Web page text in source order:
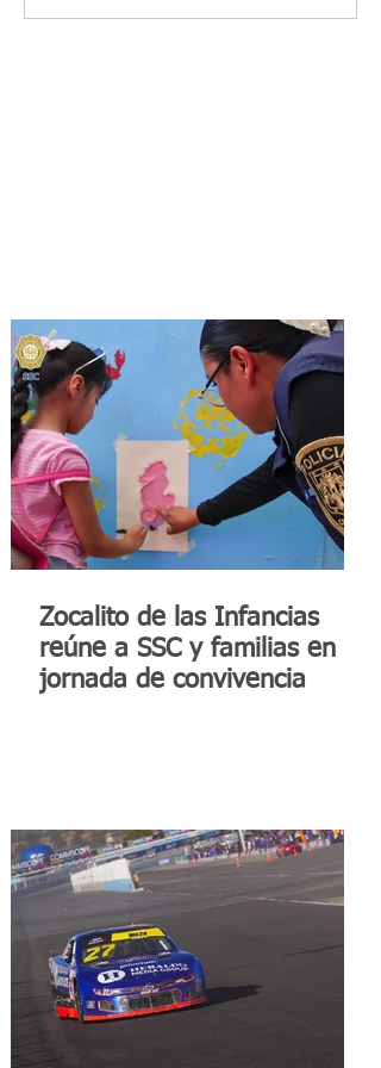
Zocalito de las Infancias
reúne a SSC y familias en
jornada de convivencia